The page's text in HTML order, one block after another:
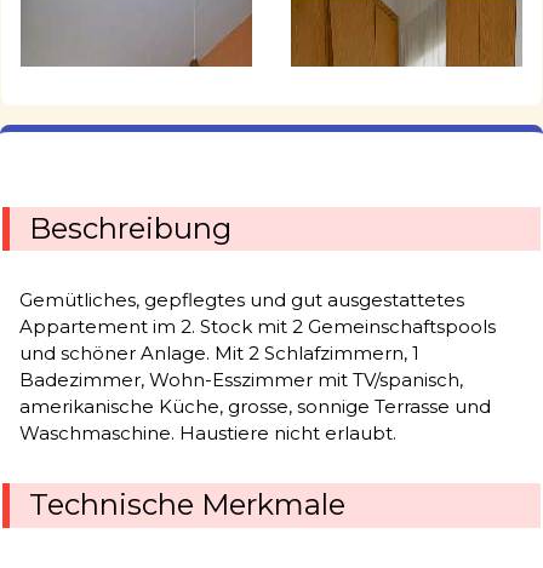
Beschreibung
Gemütliches, gepflegtes und gut ausgestattetes
Appartement im 2. Stock mit 2 Gemeinschaftspools
und schöner Anlage. Mit 2 Schlafzimmern, 1
Badezimmer, Wohn-Esszimmer mit TV/spanisch,
amerikanische Küche, grosse, sonnige Terrasse und
Waschmaschine. Haustiere nicht erlaubt.
Technische Merkmale